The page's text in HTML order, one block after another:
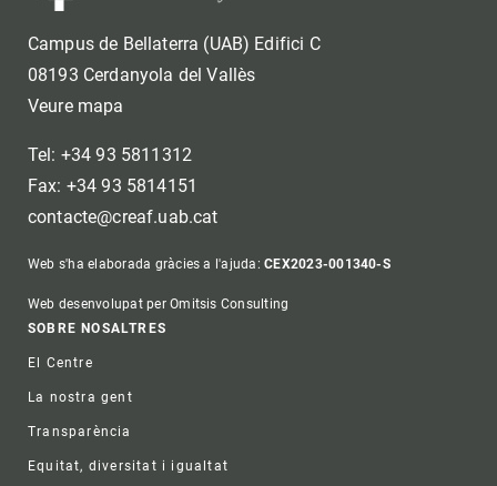
Campus de Bellaterra (UAB) Edifici C
08193 Cerdanyola del Vallès
Veure mapa
Tel: +34 93 5811312
Fax: +34 93 5814151
contacte@creaf.uab.cat
Web s'ha elaborada gràcies a l'ajuda:CEX2023-001340-S
Web desenvolupat per Omitsis Consulting
Footer
SOBRE NOSALTRES
El Centre
La nostra gent
Transparència
Equitat, diversitat i igualtat